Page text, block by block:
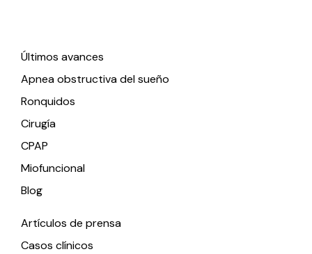
Últimos avances
Apnea obstructiva del sueño
Ronquidos
Cirugía
CPAP
Miofuncional
Blog
Artículos de prensa
Casos clínicos